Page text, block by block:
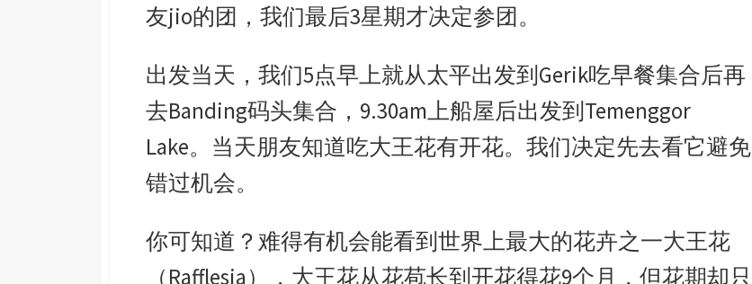
友jio的团，我们最后3星期才决定参团。
出发当天，我们5点早上就从太平出发到Gerik吃早餐集合后再
去Banding码头集合， 9.30am上船屋后出发到Temenggor
Lake。当天朋友知道吃大王花有开花。我们决定先去看它避免
错过机会。
你可知道？难得有机会能看到世界上最大的花卉之一大王花
（Rafflesia），大王花从花苞长到开花得花9个月，但花期却只